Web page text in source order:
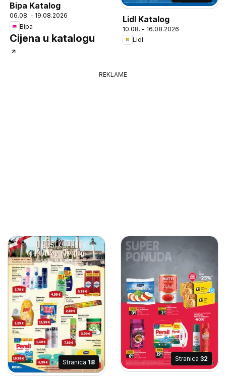
Bipa Katalog
06.08. - 19.08.2026
Bipa
Cijena u katalogu
Lidl Katalog
10.08. - 16.08.2026
Lidl
REKLAME
Stranica 18 Stranica 32